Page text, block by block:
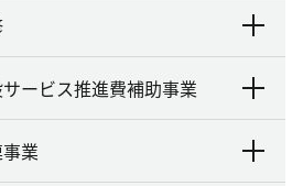
ービス推進費補助事業
業